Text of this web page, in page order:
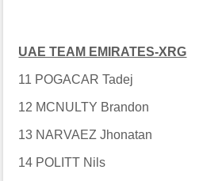
UAE TEAM EMIRATES-XRG
11 POGACAR Tadej
12 MCNULTY Brandon
13 NARVAEZ Jhonatan
14 POLITT Nils